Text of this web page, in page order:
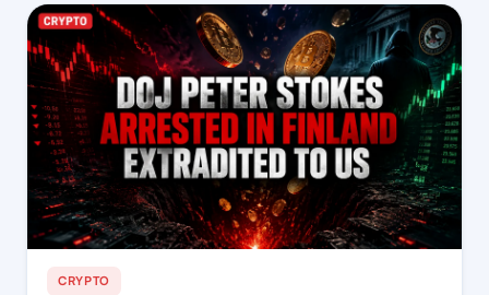
CRYPTO